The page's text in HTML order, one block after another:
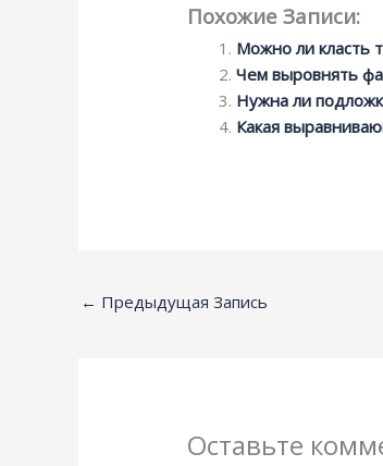
Похожие Записи:
Можно ли класть
Чем выровнять
Нужна ли
Какая
← Предыдущая Запись
Оставьте